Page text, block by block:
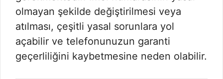
olmayan şekilde değiştirilmesi veya
atılması, çeşitli yasal sorunlara yol
açabilir ve telefonunuzun garanti
geçerliliğini kaybetmesine neden olabilir.